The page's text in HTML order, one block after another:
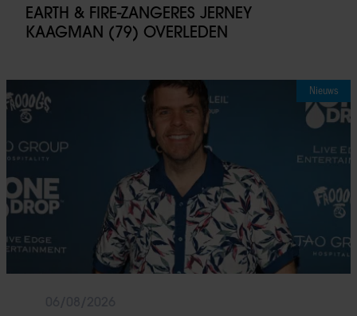
EARTH & FIRE-ZANGERES JERNEY
KAAGMAN (79) OVERLEDEN
Nieuws